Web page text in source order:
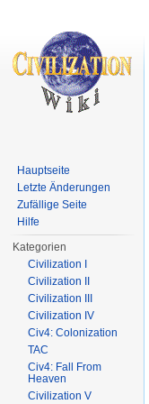
Hauptseite
Letzte Änderungen
Zufällige Seite
Hilfe
Kategorien
Civilization I
Civilization II
Civilization III
Civilization IV
Civ4: Colonization
TAC
Civ4: Fall From
Heaven
Civilization V